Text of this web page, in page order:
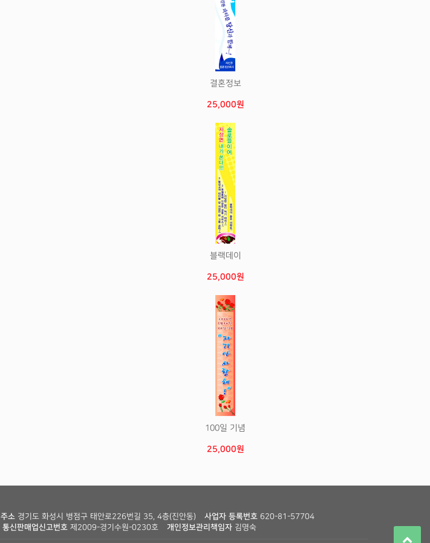
결혼정보
25,000원
블랙데이
25,000원
100일 기념
25,000원
주소경기도 화성시 병점구 태안로226번길 35, 4층(진안동) 사업자 등록번호620-81-57704
통신판매업신고번호제2009-경기수원-0230호 개인정보관리책임자김명숙